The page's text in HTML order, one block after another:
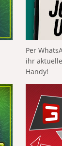
Per
ihr
Handy!